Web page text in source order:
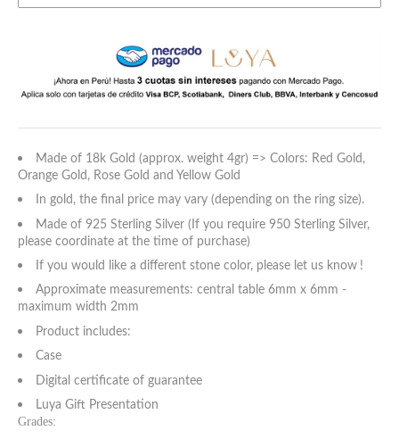
7 estándar - 4 americana
8 estándar
9 estándar - 5 americana
10 estándar
11 estándar
12 estándar - 6 americana
13 estándar
Made of 18k Gold (approx. weight 4gr) => Colors: Red Gold,
Orange Gold, Rose Gold and Yellow Gold
In gold, the final price may vary (depending on the ring size).
Made of 925 Sterling Silver (If you require 950 Sterling Silver,
please coordinate at the time of purchase)
If you would like a different stone color, please let us know !
Approximate measurements: central table 6mm x 6mm -
maximum width 2mm
Product includes:
Case
Digital certificate of guarantee
Luya Gift Presentation
Grades: